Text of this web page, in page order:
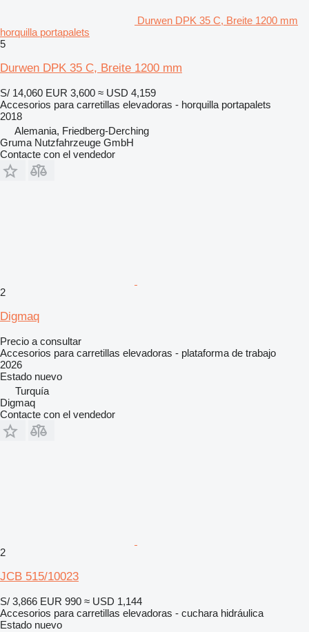
Durwen DPK 35 C, Breite 1200 mm
horquilla portapalets
5
Durwen DPK 35 C, Breite 1200 mm
S/ 14,060 EUR 3,600 ≈ USD 4,159
Accesorios para carretillas elevadoras - horquilla portapalets
2018
Alemania, Friedberg-Derching
Gruma Nutzfahrzeuge GmbH
Contacte con el vendedor
2
Digmaq
Precio a consultar
Accesorios para carretillas elevadoras - plataforma de trabajo
2026
Estado nuevo
Turquía
Digmaq
Contacte con el vendedor
2
JCB 515/10023
S/ 3,866 EUR 990 ≈ USD 1,144
Accesorios para carretillas elevadoras - cuchara hidráulica
Estado nuevo